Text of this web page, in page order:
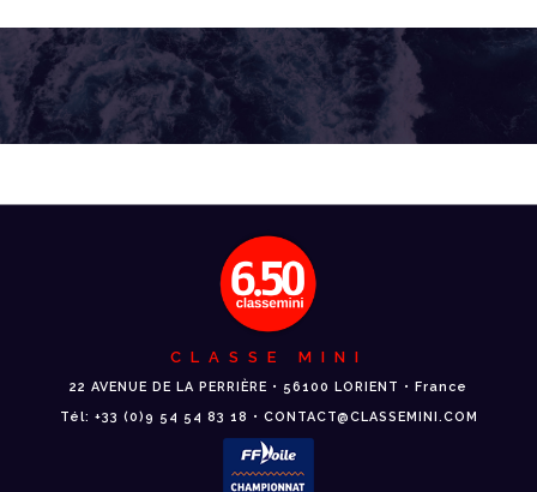
CLASSE MINI
22 AVENUE DE LA PERRIÈRE • 56100 LORIENT • France
Tél: +33 (0)9 54 54 83 18 • CONTACT@CLASSEMINI.COM